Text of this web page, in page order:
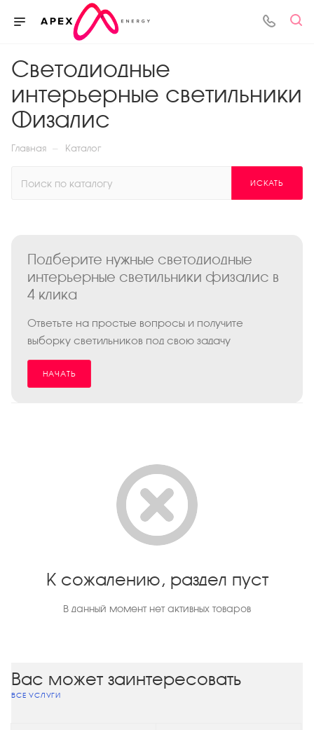
Светодиодные
интерьерные светильники
Физалис
Главная — Каталог
ИСКАТЬ
Подберите нужные светодиодные
интерьерные светильники физалис в
4 клика
Ответьте на простые вопросы и получите
выборку светильников под свою задачу
НАЧАТЬ
К сожалению, раздел пуст
В данный момент нет активных товаров
Вас может заинтересовать
ВСЕ УСЛУГИ